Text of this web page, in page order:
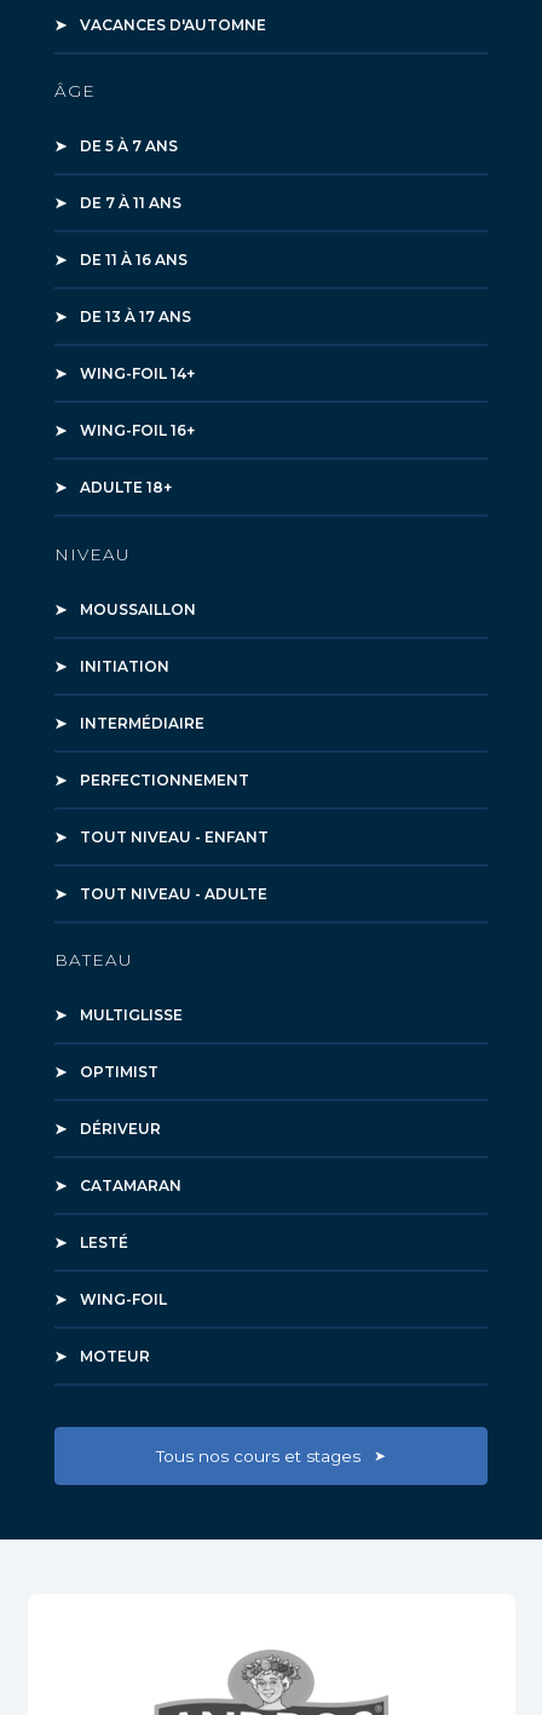
VACANCES D'AUTOMNE
ÂGE
DE 5 À 7 ANS
DE 7 À 11 ANS
DE 11 À 16 ANS
DE 13 À 17 ANS
WING-FOIL 14+
WING-FOIL 16+
ADULTE 18+
NIVEAU
MOUSSAILLON
INITIATION
INTERMÉDIAIRE
PERFECTIONNEMENT
TOUT NIVEAU - ENFANT
TOUT NIVEAU - ADULTE
BATEAU
MULTIGLISSE
OPTIMIST
DÉRIVEUR
CATAMARAN
LESTÉ
WING-FOIL
MOTEUR
Tous nos cours et stages